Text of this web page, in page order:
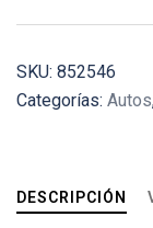
SKU: 852546
Categorías: Autos
DESCRIPCIÓN